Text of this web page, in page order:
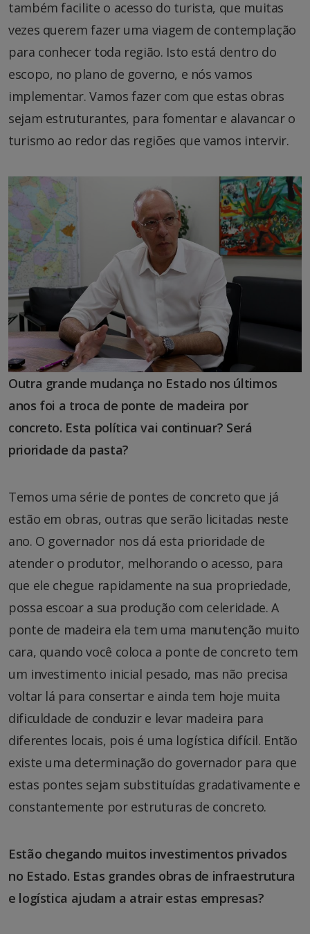
também facilite o acesso do turista, que muitas
vezes querem fazer uma viagem de contemplação
para conhecer toda região. Isto está dentro do
escopo, no plano de governo, e nós vamos
implementar. Vamos fazer com que estas obras
sejam estruturantes, para fomentar e alavancar o
turismo ao redor das regiões que vamos intervir.
Outra grande mudança no Estado nos últimos
anos foi a troca de ponte de madeira por
concreto. Esta política vai continuar? Será
prioridade da pasta?
Temos uma série de pontes de concreto que já
estão em obras, outras que serão licitadas neste
ano. O governador nos dá esta prioridade de
atender o produtor, melhorando o acesso, para
que ele chegue rapidamente na sua propriedade,
possa escoar a sua produção com celeridade. A
ponte de madeira ela tem uma manutenção muito
cara, quando você coloca a ponte de concreto tem
um investimento inicial pesado, mas não precisa
voltar lá para consertar e ainda tem hoje muita
dificuldade de conduzir e levar madeira para
diferentes locais, pois é uma logística difícil. Então
existe uma determinação do governador para que
estas pontes sejam substituídas gradativamente e
constantemente por estruturas de concreto.
Estão chegando muitos investimentos privados
no Estado. Estas grandes obras de infraestrutura
e logística ajudam a atrair estas empresas?